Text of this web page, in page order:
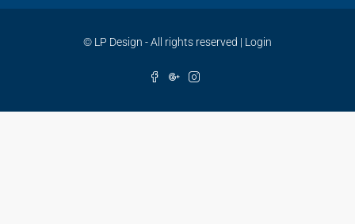
© LP Design - All rights reserved | Login